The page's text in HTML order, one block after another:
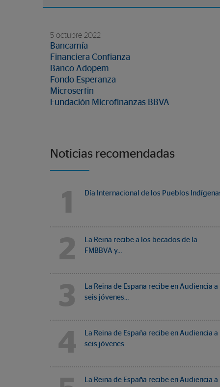
5 octubre 2022
Bancamía
Financiera Confianza
Banco Adopem
Fondo Esperanza
Microserfin
Fundación Microfinanzas BBVA
Noticias recomendadas
1 Día Internacional de los Pueblos
2
La Reina recibe a los becados de la
FMBBVA y…
3
La Reina de España recibe en Audiencia a
seis jóvenes…
4
La Reina de España recibe en Audiencia a
seis jóvenes…
La Reina de España recibe en Audiencia a